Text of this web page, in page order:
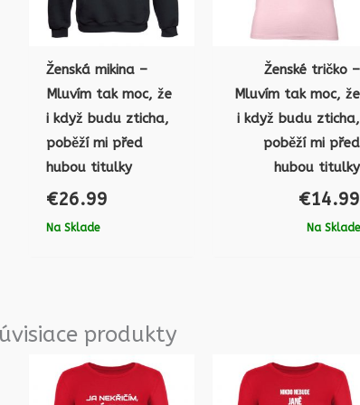
Ženská mikina –
Mluvím tak moc, že
i když budu zticha,
poběží mi před
hubou titulky
€26.99
Na Sklade
Ženské tričko –
Mluvím tak moc, že
i když budu zticha,
poběží mi před
hubou titulky
€14.99
Na Sklade
produkty